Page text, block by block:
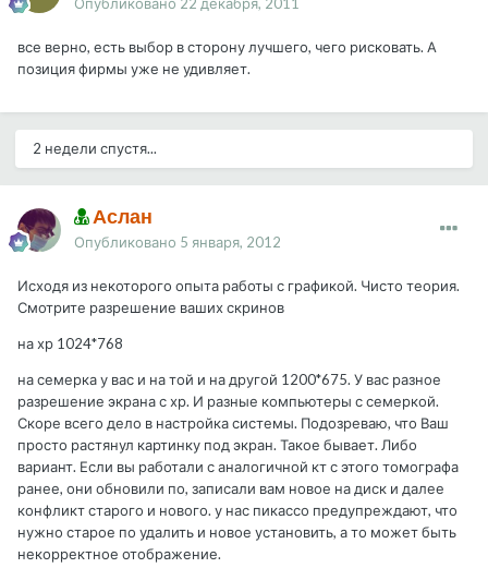
Опубликовано 22 декабря, 2011
все верно, есть выбор в сторону лучшего, чего рисковать. А
позиция фирмы уже не удивляет.
2 недели спустя...
Аслан
Опубликовано 5 января, 2012
Исходя из некоторого опыта работы с графикой. Чисто теория.
Смотрите разрешение ваших скринов
на хр 1024*768
на семерка у вас и на той и на другой 1200*675. У вас разное
разрешение экрана с хр. И разные компьютеры с семеркой.
Скоре всего дело в настройка системы. Подозреваю, что Ваш
просто растянул картинку под экран. Такое бывает. Либо
вариант. Если вы работали с аналогичной кт с этого томографа
ранее, они обновили по, записали вам новое на диск и далее
конфликт старого и нового. у нас пикассо предупреждают, что
нужно старое по удалить и новое установить, а то может быть
некорректное отображение.